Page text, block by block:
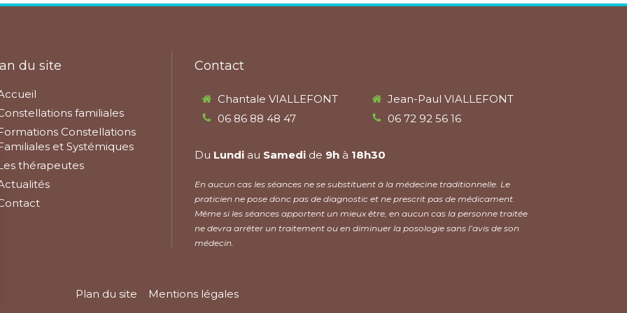
du site
familiales
Constellations
et Systémiques
thérapeutes
Contact
Chantale VIALLEFONT
06 86 88 48 47
Jean-Paul VIALLEFONT
06 72 92 56 16
Du Lundi au Samedi de 9h à 18h30
En aucun cas les séances ne se substituent à la médecine traditionnelle. Le
praticien ne pose donc pas de diagnostic et ne prescrit pas de médicament.
Même si les séances apportent un mieux être, en aucun cas la personne traitée
ne devra arrêter un traitement ou en diminuer la posologie sans l’avis de son
médecin.
Plan du site Mentions légales